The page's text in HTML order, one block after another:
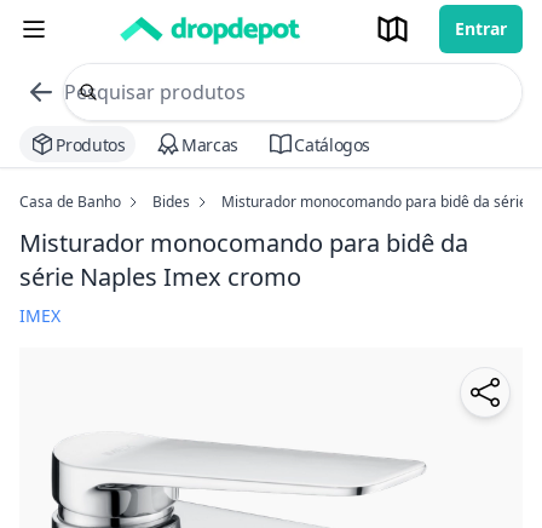
Entrar
commerce search no header
Procurar
Produtos Marcas Catálogos
Casa de Banho Bides Misturador monocomando para bidê da série
Misturador monocomando para bidê da
série Naples Imex cromo
IMEX